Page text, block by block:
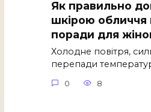
Як правильно
шкірою обличчя
поради для
Холодне повітря,
перепади
0 8